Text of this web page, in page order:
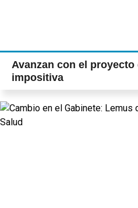
Avanzan con el proyecto
impositiva